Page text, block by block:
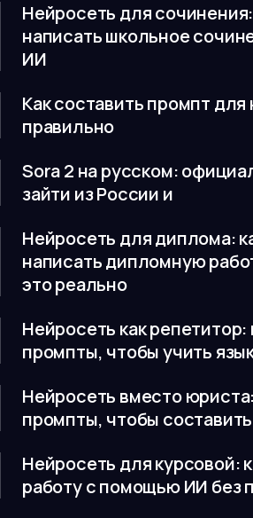
Нейросеть для сочинения:
написать школьное
ИИ
Как составить промпт
правильно
Sora 2 на русском:
зайти из России и
Нейросеть для диплома:
написать дипломную
это реально
Нейросеть как репетитор:
промпты, чтобы учить
Нейросеть вместо
промпты, чтобы
Нейросеть для курсовой:
работу с помощью ИИ без